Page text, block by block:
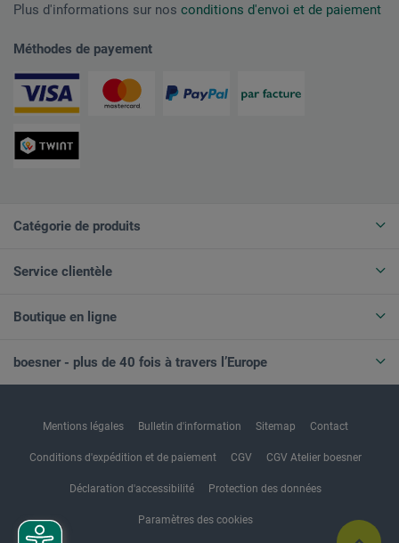
Plus d'informations sur nos conditions d'envoi et de paiement
Méthodes de payement
Catégorie de produits
Service clientèle
Boutique en ligne
boesner - plus de 40 fois à travers l’Europe
Mentions légales Bulletin d'information Sitemap Contact
Conditions d'expédition et de paiement CGV CGV Atelier boesner
Déclaration d'accessibilité Protection des données
Paramètres des cookies